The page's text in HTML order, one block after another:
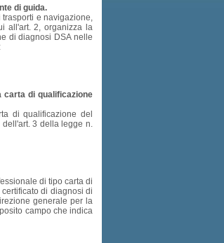
di guida.
e navigazione,
all'art. 2, organizza la
di diagnosi DSA nelle
carta di qualificazione
di qualificazione del
3 della legge n.
di tipo carta di
di diagnosi di
generale per la
campo che indica